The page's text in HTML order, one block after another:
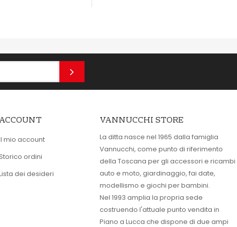
ACCOUNT
mio account
ordini
dei desideri
VANNUCCHI STORE
La ditta nasce nel 1965 dalla famiglia
Vannucchi, come punto di riferimento
della Toscana per gli accessori e ricambi
auto e moto, giardinaggio, fai date,
modellismo e giochi per bambini.
Nel 1993 amplia la propria sede
costruendo l'attuale punto vendita in
Piano a Lucca che dispone di due ampi